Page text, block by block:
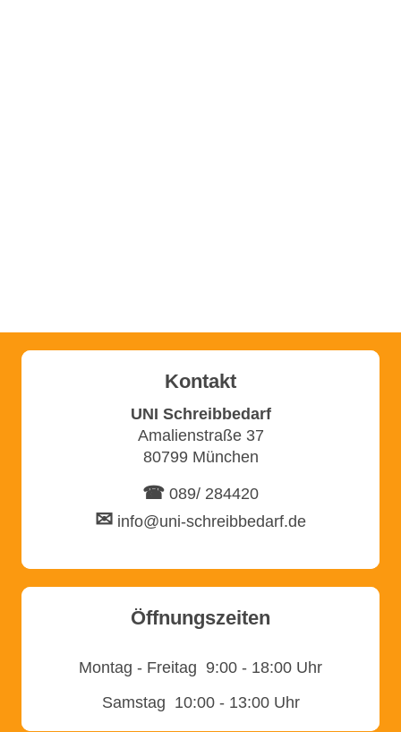
Kontakt
UNI Schreibbedarf
Amalienstraße 37
80799 München
☎ 089/ 284420
✉ info@uni-schreibbedarf.de
Öffnungszeiten
Montag - Freitag 9:00 - 18:00 Uhr
Samstag 10:00 - 13:00 Uhr